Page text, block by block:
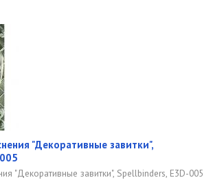
"Декоративные завитки",
"Декоративные завитки", Spellbinders, E3D-005